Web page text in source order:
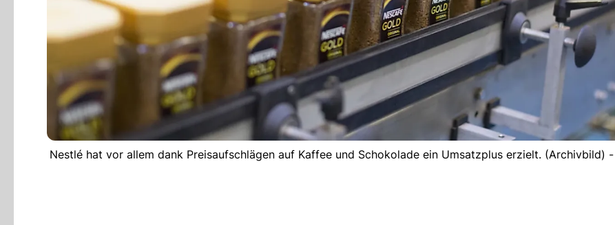
Nestlé hat vor allem dank Preisaufschlägen auf Kaffee und Schokolade ein Umsatzplus erzielt. (Archivbild)